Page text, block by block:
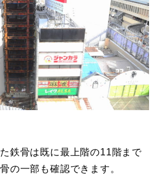
鉄骨は既に最上階の11階まで
の一部も確認できます。